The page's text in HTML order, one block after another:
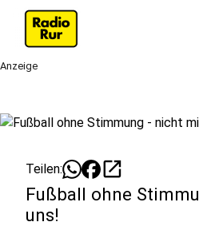
Anzeige
Teilen: open_in_new
Fußball ohne
uns!